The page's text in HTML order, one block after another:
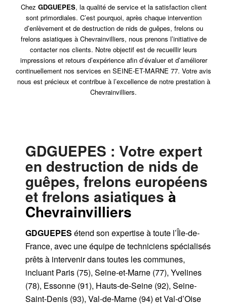
Chez GDGUEPES, la qualité de service et la satisfaction client
sont primordiales. C’est pourquoi, après chaque intervention
d’enlèvement et de destruction de nids de guêpes, frelons ou
frelons asiatiques à Chevrainvilliers, nous prenons l’initiative de
contacter nos clients. Notre objectif est de recueillir leurs
impressions et retours d’expérience afin d’évaluer et d’améliorer
continuellement nos services en SEINE-ET-MARNE 77. Votre avis
nous est précieux et contribue à l’excellence de notre prestation à
Chevrainvilliers.
GDGUEPES : Votre expert
en destruction de nids de
guêpes, frelons européens
et frelons asiatiquesà
Chevrainvilliers
GDGUEPES étend son expertise à toute l’Île-de-
France, avec une équipe de techniciens spécialisés
prêts à intervenir dans toutes les communes,
incluant Paris (75), Seine-et-Marne (77), Yvelines
(78), Essonne (91), Hauts-de-Seine (92), Seine-
Saint-Denis (93), Val-de-Marne (94) et Val-d’Oise